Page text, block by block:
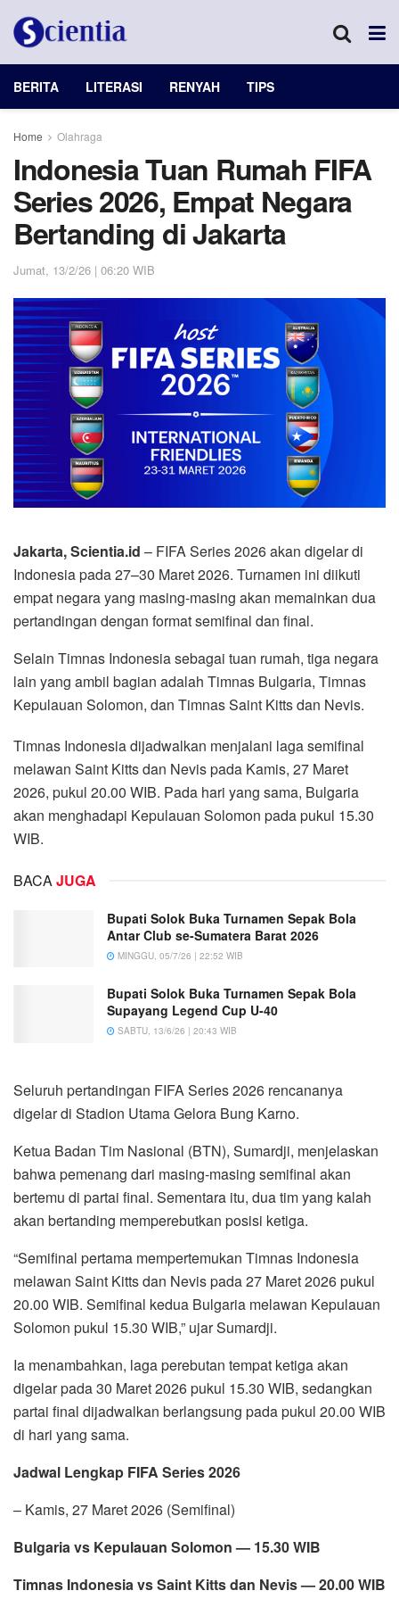
BERITA LITERASI RENYAH TIPS
Home Olahraga
Indonesia Tuan Rumah FIFA
Series 2026, Empat Negara
Bertanding di Jakarta
Jumat, 13/2/26 | 06:20 WIB
Jakarta, Scientia.id – FIFA Series 2026 akan digelar di
Indonesia pada 27–30 Maret 2026. Turnamen ini diikuti
empat negara yang masing-masing akan memainkan dua
pertandingan dengan format semifinal dan final.
Selain Timnas Indonesia sebagai tuan rumah, tiga negara
lain yang ambil bagian adalah Timnas Bulgaria, Timnas
Kepulauan Solomon, dan Timnas Saint Kitts dan Nevis.
Timnas Indonesia dijadwalkan menjalani laga semifinal
melawan Saint Kitts dan Nevis pada Kamis, 27 Maret
2026, pukul 20.00 WIB. Pada hari yang sama, Bulgaria
akan menghadapi Kepulauan Solomon pada pukul 15.30
WIB.
BACAJUGA
Bupati Solok Buka Turnamen Sepak Bola
Antar Club se-Sumatera Barat 2026
MINGGU, 05/7/26 | 22:52 WIB
Bupati Solok Buka Turnamen Sepak Bola
Supayang Legend Cup U-40
SABTU, 13/6/26 | 20:43 WIB
Seluruh pertandingan FIFA Series 2026 rencananya
digelar di Stadion Utama Gelora Bung Karno.
Ketua Badan Tim Nasional (BTN), Sumardji, menjelaskan
bahwa pemenang dari masing-masing semifinal akan
bertemu di partai final. Sementara itu, dua tim yang kalah
akan bertanding memperebutkan posisi ketiga.
“Semifinal pertama mempertemukan Timnas Indonesia
melawan Saint Kitts dan Nevis pada 27 Maret 2026 pukul
20.00 WIB. Semifinal kedua Bulgaria melawan Kepulauan
Solomon pukul 15.30 WIB,” ujar Sumardji.
Ia menambahkan, laga perebutan tempat ketiga akan
digelar pada 30 Maret 2026 pukul 15.30 WIB, sedangkan
partai final dijadwalkan berlangsung pada pukul 20.00 WIB
di hari yang sama.
Jadwal Lengkap FIFA Series 2026
– Kamis, 27 Maret 2026 (Semifinal)
Bulgaria vs Kepulauan Solomon — 15.30 WIB
Timnas Indonesia vs Saint Kitts dan Nevis — 20.00 WIB